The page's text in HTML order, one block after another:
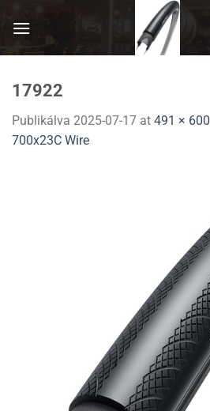
17922
Publikálva 2025-07-17 at 491 × 600
700x23C Wire